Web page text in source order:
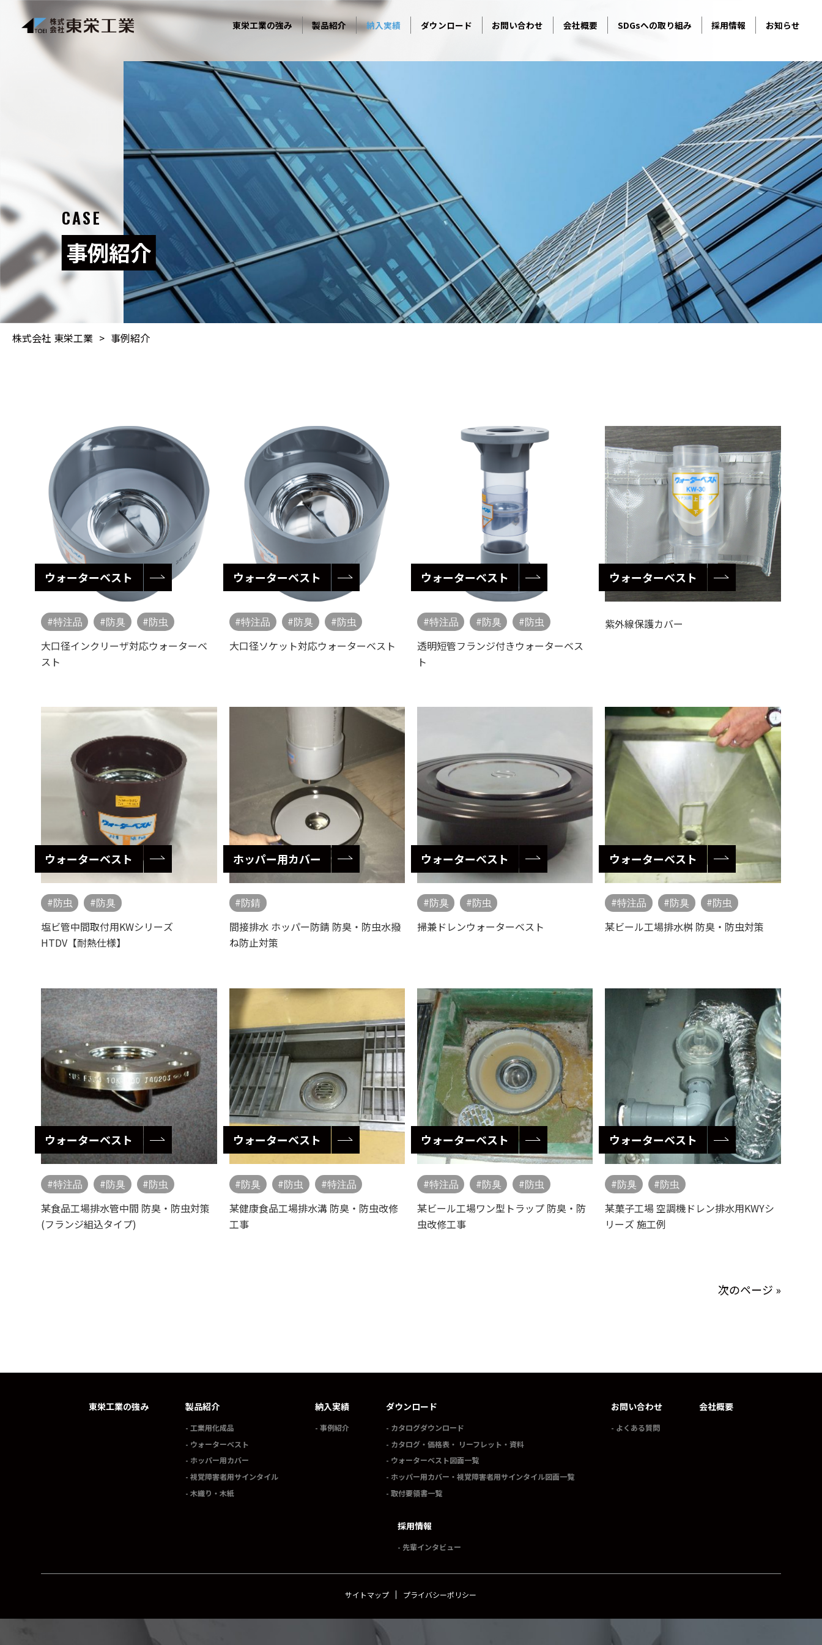
東栄工業の強み 製品紹介 納入実績 ダウンロード お問い合わせ 会社概要 SDGsへの取り組み 採用情報 お知らせ
CASE
事例紹介
株式会社 東栄工業 > 事例紹介
ウォーターベスト
特注品 防臭
防虫
大口径インクリーザ対応ウォーターベ
スト
ウォーターベスト
特注品 防臭
防虫
大口径ソケット対応ウォーターベスト
ウォーターベスト
特注品 防臭
防虫
透明短管フランジ付きウォーターベス
ト
ウォーターベスト
紫外線保護カバー
ウォーターベスト
防虫
防臭
塩ビ管中間取付用KWシリーズ
HTDV【耐熱仕様】
ホッパー用カバー
防錆
間接排水 ホッパー防錆 防臭・防虫水撥
ね防止対策
ウォーターベスト
防臭
防虫
掃兼ドレンウォーターベスト
ウォーターベスト
特注品 防臭
防虫
某ビール工場排水桝 防臭・防虫対策
ウォーターベスト
特注品 防臭
防虫
某食品工場排水管中間 防臭・防虫対策
(フランジ組込タイプ)
ウォーターベスト
防臭 防虫
特注品
某健康食品工場排水溝 防臭・防虫改修
工事
ウォーターベスト
特注品 防臭
防虫
某ビール工場ワン型トラップ 防臭・防
虫改修工事
ウォーターベスト
防臭
防虫
某菓子工場 空調機ドレン排水用KWYシ
リーズ 施工例
次のページ »
東栄工業の強み 製品紹介
工業用化成品
ウォーターベスト
ホッパー用カバー
視覚障害者用サインタイル
木織り・木紙
納入実績
事例紹介
ダウンロード
カタログダウンロード
カタログ・価格表・ リーフレット・資料
ウォーターベスト図面一覧
ホッパー用カバー・視覚障害者用サインタイル図面一覧
取付要領書一覧
お問い合わせ
よくある質問
会社概要
採用情報
先輩インタビュー
サイトマップ プライバシーポリシー